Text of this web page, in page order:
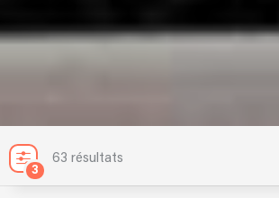
3
63 résultats